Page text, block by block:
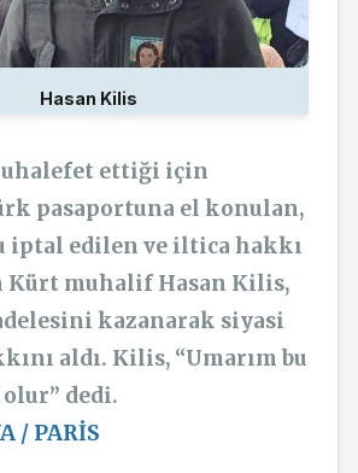
Hasan Kilis
ettiği için
pasaportuna el konulan,
iptal edilen ve iltica hakkı
Kürt muhalif Hasan Kilis,
kazanarak siyasi
aldı. Kilis, “Umarım bu
dedi.
/ PARİS